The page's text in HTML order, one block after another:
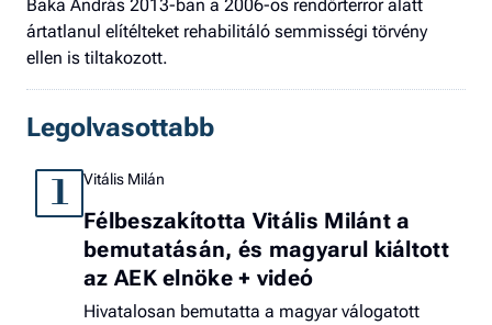
Baka András 2013-ban a 2006-os rendőrterror alatt
ártatlanul elítélteket rehabilitáló semmisségi törvény
ellen is tiltakozott.
Legolvasottabb
1 Vitális Milán
Félbeszakította Vitális Milánt a
bemutatásán, és magyarul kiáltott
az AEK elnöke + videó
Hivatalosan bemutatta a magyar válogatott